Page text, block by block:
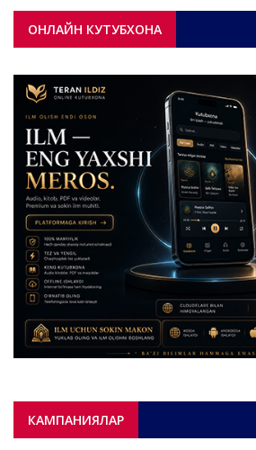
ОНЛАЙН КУТУБХОНА
КАМПАНИЯЛАР